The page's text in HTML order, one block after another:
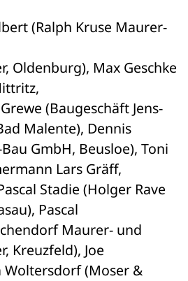
(Ralph Kruse Maurer-
Oldenburg), Max Geschke
(Baugeschäft Jens-
Malente), Dennis
GmbH, Beusloe), Toni
Lars Gräff,
Stadie (Holger Rave
Pascal
Maurer- und
Kreuzfeld), Joe
(Moser &